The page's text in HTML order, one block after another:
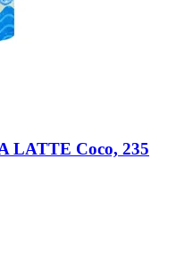
LATTE Coco, 235